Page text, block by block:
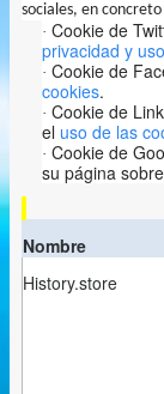
sociales, en
· Cookie de
privacidad y
· Cookie de
cookies.
· Cookie de
el uso de las
· Cookie de
su página
Nombre
History.store